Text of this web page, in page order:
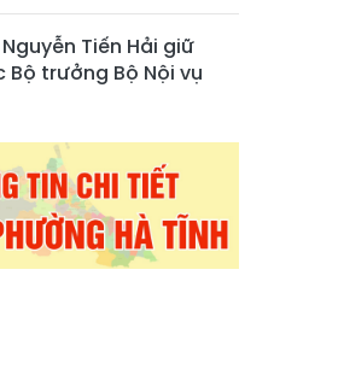
Tiến Hải giữ
Bộ trưởng Bộ Nội vụ